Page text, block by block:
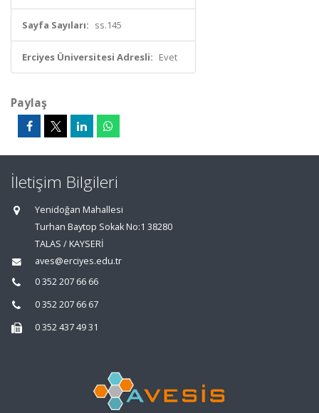
Sayfa Sayıları: ss.145
Erciyes Üniversitesi Adresli: Evet
Paylaş
İletişim Bilgileri
Yenidoğan Mahallesi
Turhan Baytop Sokak No:1 38280
TALAS / KAYSERİ
aves@erciyes.edu.tr
0 352 207 66 66
0 352 207 66 67
0 352 437 49 31